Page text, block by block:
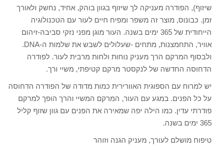
שיזוף), הפודרה מעניקה לך שיזוף בגוון בוהק, אחיד, נחשק ולאורך
זמן. כבונוס, מוצר זה משפר ומפיח חיים לעור עם הטכנולוגיה
הייחודית של 365 ימים בשנה. העור מוגן מפני נזקי סביבה-זיהום
אוויר, התחמצנות, מתחים -שעלולים לשבש את שלמות ה-DNA.
ולבסוף המרקם הרך מעניק נוחות ולחות מרבית לעור. לפודרה
הדחוסה החדשה של לנקסטר מרקם קטיפתי, משיי ורך.
יש למרוח עם הספוגית האוורירית כמות מדודה של הפודרה הדחוסה
על כל הפנים. במגע עם העור, המרקם המשיי והרך הופך למרקם
פודרתי עדין. כמו הילה יפה שמאירה את הפנים עם גוון שזוף קליל
365 ימים בשנה.
טיפוח מושלם לעורך, מעניק הגנה וזוהר